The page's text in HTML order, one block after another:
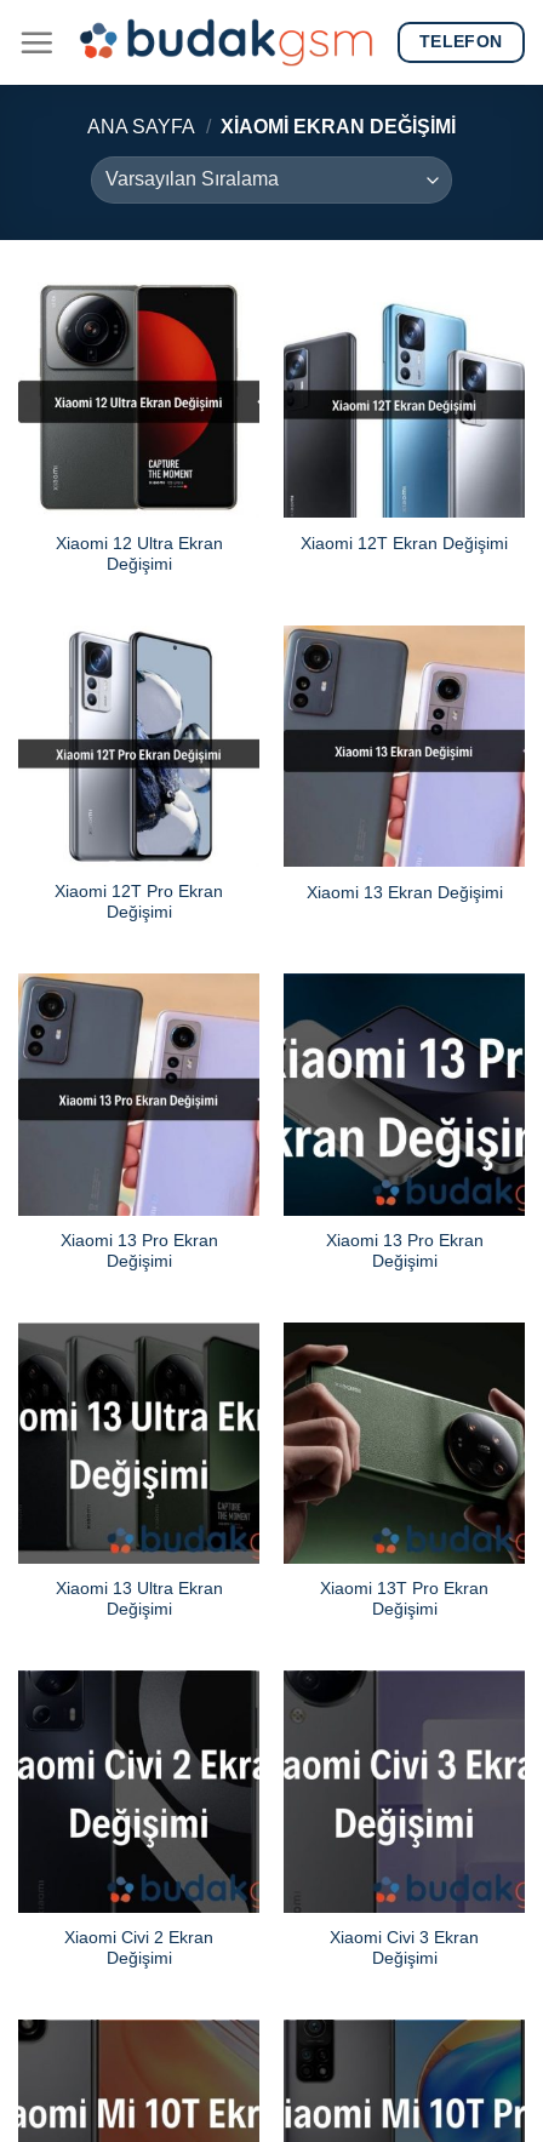
TELEFON
ANA SAYFA / XIAOMI EKRAN DEĞIŞIMI
Xiaomi 12 Ultra Ekran
Değişimi
Xiaomi 12T Ekran Değişimi
Xiaomi 12T Pro Ekran
Değişimi
Xiaomi 13 Ekran Değişimi
Xiaomi 13 Pro Ekran
Değişimi
Xiaomi 13 Pro Ekran
Değişimi
Xiaomi 13 Ultra Ekran
Değişimi
Xiaomi 13T Pro Ekran
Değişimi
Xiaomi Civi 2 Ekran
Değişimi
Xiaomi Civi 3 Ekran
Değişimi